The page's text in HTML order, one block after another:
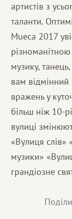
артистів з
таланти.
Mueca 2017
музику,
вам відмінний
вражень у
більш ніж 10-
вулиці
«Вулиця слів»
музики»
грандіозне